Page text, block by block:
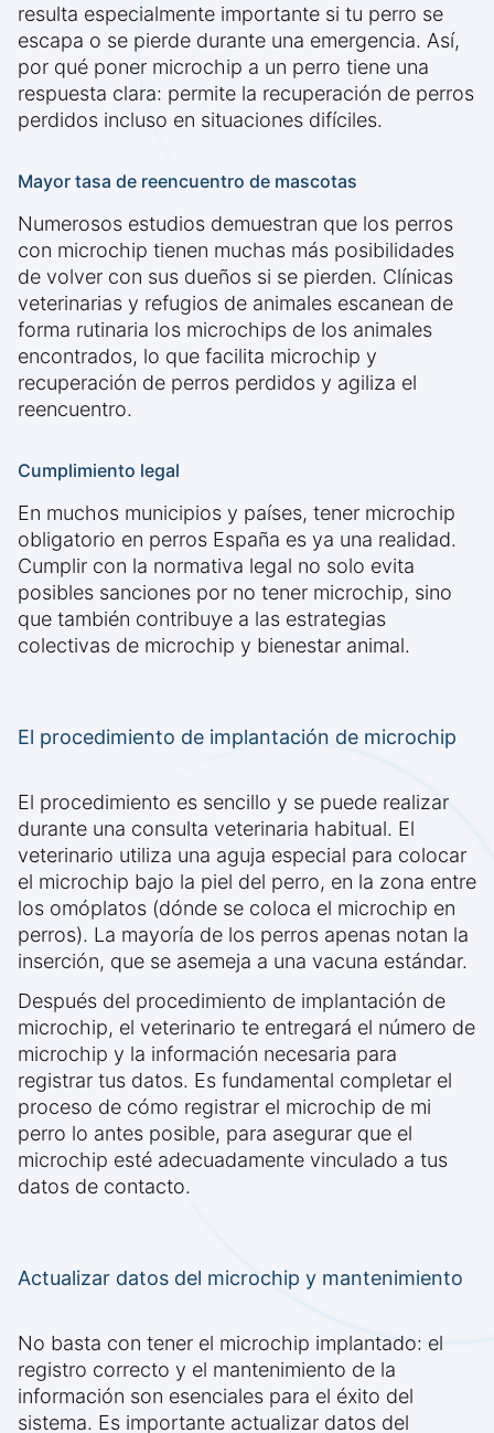
resulta especialmente importante si tu perro se
escapa o se pierde durante una emergencia. Así,
por qué poner microchip a un perro tiene una
respuesta clara: permite la recuperación de perros
perdidos incluso en situaciones difíciles.
Mayor tasa de reencuentro de mascotas
Numerosos estudios demuestran que los perros
con microchip tienen muchas más posibilidades
de volver con sus dueños si se pierden. Clínicas
veterinarias y refugios de animales escanean de
forma rutinaria los microchips de los animales
encontrados, lo que facilita microchip y
recuperación de perros perdidos y agiliza el
reencuentro.
Cumplimiento legal
En muchos municipios y países, tener microchip
obligatorio en perros España es ya una realidad.
Cumplir con la normativa legal no solo evita
posibles sanciones por no tener microchip, sino
que también contribuye a las estrategias
colectivas de microchip y bienestar animal.
El procedimiento de implantación de microchip
El procedimiento es sencillo y se puede realizar
durante una consulta veterinaria habitual. El
veterinario utiliza una aguja especial para colocar
el microchip bajo la piel del perro, en la zona entre
los omóplatos (dónde se coloca el microchip en
perros). La mayoría de los perros apenas notan la
inserción, que se asemeja a una vacuna estándar.
Después del procedimiento de implantación de
microchip, el veterinario te entregará el número de
microchip y la información necesaria para
registrar tus datos. Es fundamental completar el
proceso de cómo registrar el microchip de mi
perro lo antes posible, para asegurar que el
microchip esté adecuadamente vinculado a tus
datos de contacto.
Actualizar datos del microchip y mantenimiento
No basta con tener el microchip implantado: el
registro correcto y el mantenimiento de la
información son esenciales para el éxito del
sistema. Es importante actualizar datos del